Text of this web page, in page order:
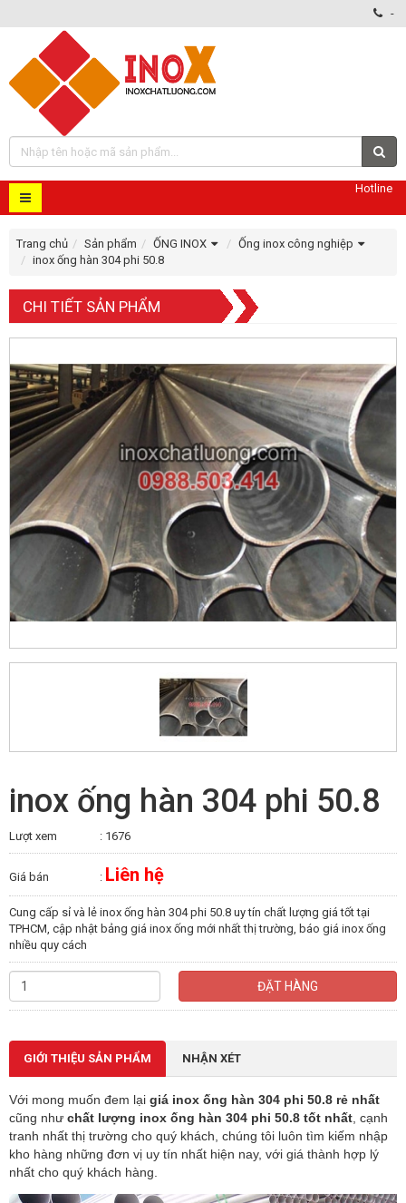
-
Hotline
Trang chủ Sản phẩm ỐNG INOX
Ống inox công nghiệp
inox ống hàn 304 phi 50.8
CHI TIẾT SẢN PHẨM
inox ống hàn 304 phi 50.8
Lượt xem : 1676
Giá bán : Liên hệ
Cung cấp sỉ và lẻ inox ống hàn 304 phi 50.8 uy tín chất lượng giá tốt tại
TPHCM, cập nhật bảng giá inox ống mới nhất thị trường, báo giá inox ống
nhiều quy cách
ĐẶT HÀNG
GIỚI THIỆU SẢN PHẨM NHẬN XÉT
Với mong muốn đem lại giá inox ống hàn 304 phi 50.8 rẻ nhất
cũng như chất lượng inox ống hàn 304 phi 50.8 tốt nhất, cạnh
tranh nhất thị trường cho quý khách, chúng tôi luôn tìm kiếm nhập
kho hàng những đơn vị uy tín nhất hiện nay, với giá thành hợp lý
nhất cho quý khách hàng.